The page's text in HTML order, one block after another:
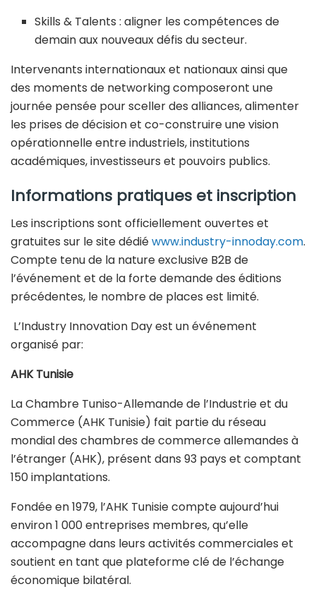
Skills & Talents : aligner les compétences de
demain aux nouveaux défis du secteur.
Intervenants internationaux et nationaux ainsi que
des moments de networking composeront une
journée pensée pour sceller des alliances, alimenter
les prises de décision et co-construire une vision
opérationnelle entre industriels, institutions
académiques, investisseurs et pouvoirs publics.
Informations pratiques et inscription
Les inscriptions sont officiellement ouvertes et
gratuites sur le site dédiéwww.industry-innoday.com.
Compte tenu de la nature exclusive B2B de
l’événement et de la forte demande des éditions
précédentes, le nombre de places est limité.
L’Industry Innovation Day est un événement
organisé par:
AHK Tunisie
La Chambre Tuniso-Allemande de l’Industrie et du
Commerce (AHK Tunisie) fait partie du réseau
mondial des chambres de commerce allemandes à
l’étranger (AHK), présent dans 93 pays et comptant
150 implantations.
Fondée en 1979, l’AHK Tunisie compte aujourd’hui
environ 1 000 entreprises membres, qu’elle
accompagne dans leurs activités commerciales et
soutient en tant que plateforme clé de l’échange
économique bilatéral.